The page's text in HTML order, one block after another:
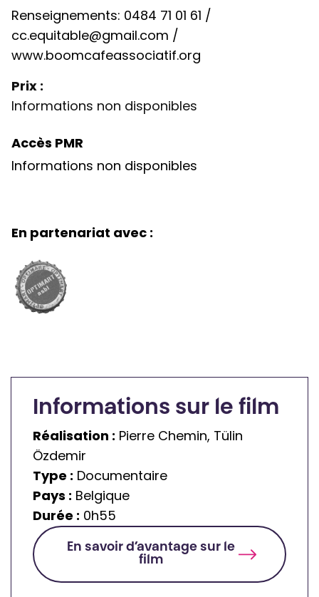
Renseignements: 0484 71 01 61 /
cc.equitable@gmail.com /
www.boomcafeassociatif.org
Prix :
Informations non disponibles
Accès PMR
Informations non disponibles
En partenariat avec :
Informations sur le film
Réalisation : Pierre Chemin, Tülin
Özdemir
Type : Documentaire
Pays : Belgique
Durée : 0h55
En savoir d’avantage sur le
film